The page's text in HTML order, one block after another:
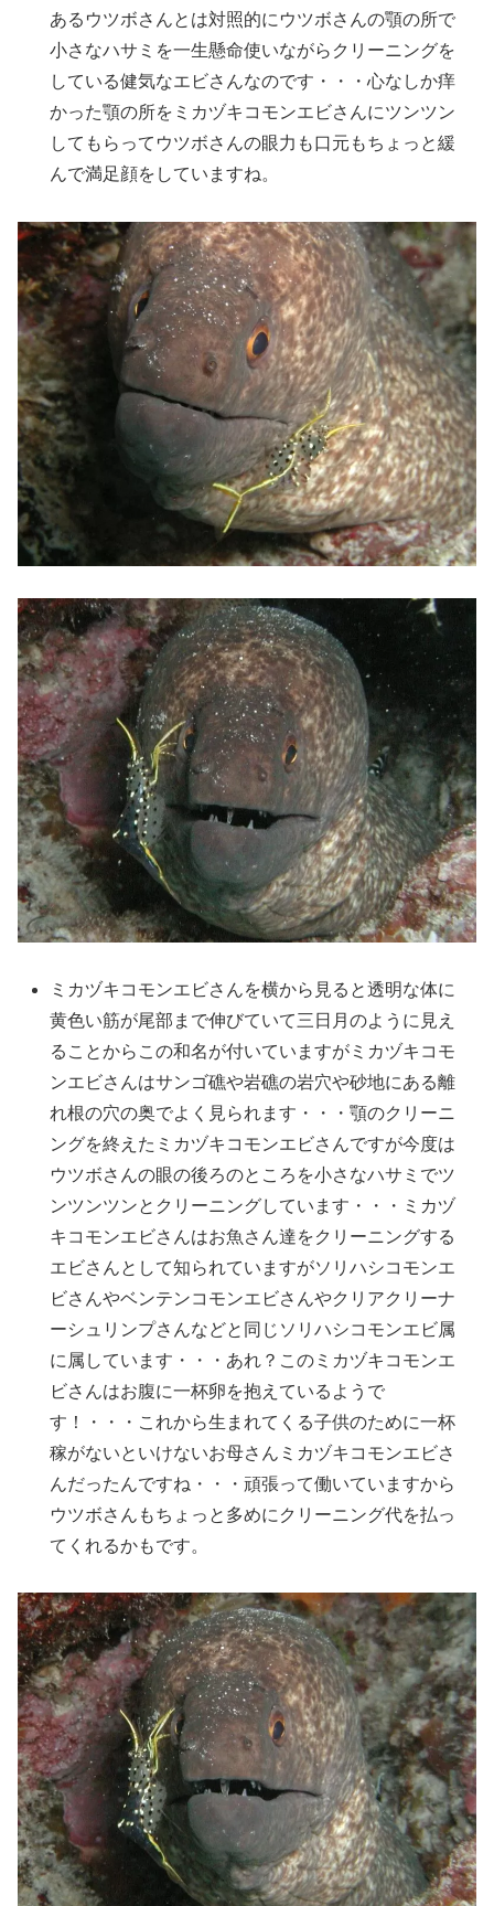
あるウツボさんとは対照的にウツボさんの顎の所で
小さなハサミを一生懸命使いながらクリーニングを
している健気なエビさんなのです・・・心なしか痒
かった顎の所をミカヅキコモンエビさんにツンツン
してもらってウツボさんの眼力も口元もちょっと緩
んで満足顔をしていますね。
ミカヅキコモンエビさんを横から見ると透明な体に
黄色い筋が尾部まで伸びていて三日月のように見え
ることからこの和名が付いていますがミカヅキコモ
ンエビさんはサンゴ礁や岩礁の岩穴や砂地にある離
れ根の穴の奥でよく見られます・・・顎のクリーニ
ングを終えたミカヅキコモンエビさんですが今度は
ウツボさんの眼の後ろのところを小さなハサミでツ
ンツンツンとクリーニングしています・・・ミカヅ
キコモンエビさんはお魚さん達をクリーニングする
エビさんとして知られていますがソリハシコモンエ
ビさんやベンテンコモンエビさんやクリアクリーナ
ーシュリンプさんなどと同じソリハシコモンエビ属
に属しています・・・あれ？このミカヅキコモンエ
ビさんはお腹に一杯卵を抱えているようで
す！・・・これから生まれてくる子供のために一杯
稼がないといけないお母さんミカヅキコモンエビさ
んだったんですね・・・頑張って働いていますから
ウツボさんもちょっと多めにクリーニング代を払っ
てくれるかもです。